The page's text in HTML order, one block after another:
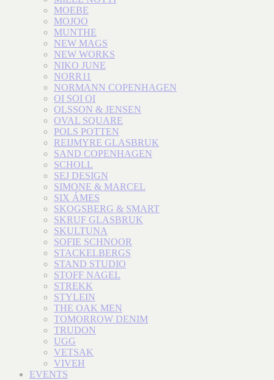
MOEBE
MOJOO
MUNTHE
NEW MAGS
NEW WORKS
NIKO JUNE
NORR11
NORMANN COPENHAGEN
OI SOI OI
OLSSON & JENSEN
OVAL SQUARE
POLS POTTEN
REIJMYRE GLASBRUK
SAND COPENHAGEN
SCHOLL
SEJ DESIGN
SIMONE & MARCEL
SIX ÁMES
SKOGSBERG & SMART
SKRUF GLASBRUK
SKULTUNA
SOFIE SCHNOOR
STACKELBERGS
STAND STUDIO
STOFF NAGEL
STREKK
STYLEIN
THE OAK MEN
TOMORROW DENIM
TRUDON
UGG
VETSAK
VIVEH
EVENTS